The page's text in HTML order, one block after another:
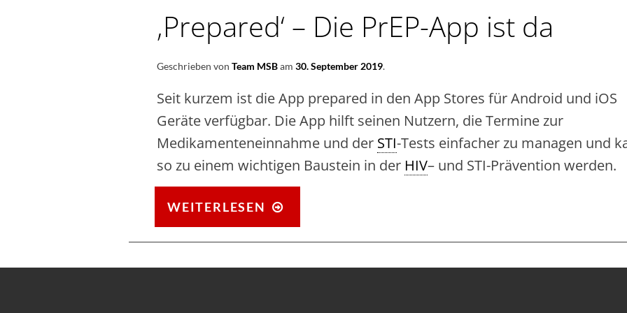
‚Prepared‘ – Die PrEP-App ist da
Geschrieben von Team MSBam 30. September 2019.
Seit kurzem ist die App prepared in den App Stores für Android und iOS
Geräte verfügbar. Die App hilft seinen Nutzern, die Termine zur
Medikamenteneinnahme und der STI-Tests einfacher zu managen und
so zu einem wichtigen Baustein in der HIV– und STI-Prävention werden.
WEITERLESEN
–
DIE